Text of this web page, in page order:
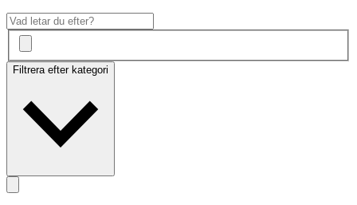
Filtrera efter kategori